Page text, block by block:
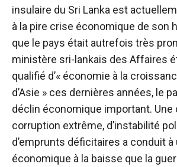
insulaire du Sri Lanka est
à la pire crise économique de son
que le pays était autrefois très
ministère sri-lankais des Affaires
qualifié d’« économie à la
d’Asie » ces dernières années, le
déclin économique important. Une
corruption extrême, d’instabilité
d’emprunts déficitaires a conduit
économique à la baisse que la